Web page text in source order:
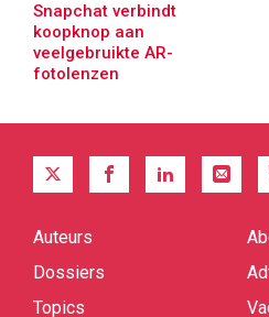
Snapchat verbindt
koopknop aan
veelgebruikte AR-
fotolenzen
Quick
Auteurs
Dossiers
Topics